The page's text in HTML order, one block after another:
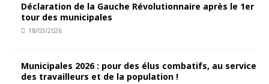
Déclaration de la Gauche Révolutionnaire après le 1er
tour des municipales
18/03/2026
Municipales 2026 : pour des élus combatifs, au service
des travailleurs et de la population !